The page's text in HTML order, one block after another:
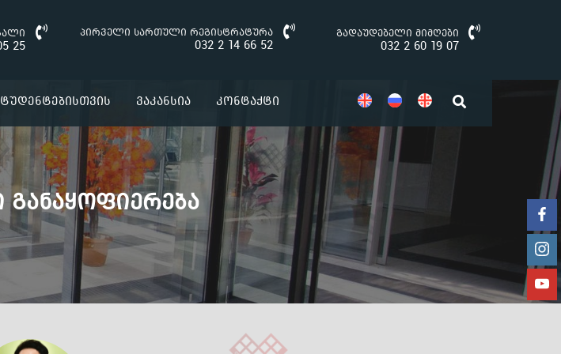
25
პირველი სართული რეგისტრატურა
032 2 14 66 52
გადაუდებელი მიმღები
032 2 60 19 07
Ვაკანსია Კონტაქტი